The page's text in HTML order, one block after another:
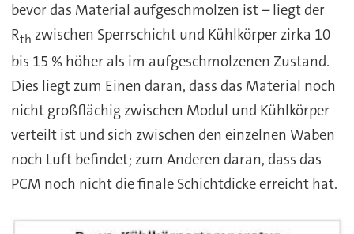
bevor das Material aufgeschmolzen ist – liegt der
Rth zwischen Sperrschicht und Kühlkörper zirka 10
bis 15 % höher als im aufgeschmolzenen Zustand.
Dies liegt zum Einen daran, dass das Material noch
nicht großflächig zwischen Modul und Kühlkörper
verteilt ist und sich zwischen den einzelnen Waben
noch Luft befindet; zum Anderen daran, dass das
PCM noch nicht die finale Schichtdicke erreicht hat.